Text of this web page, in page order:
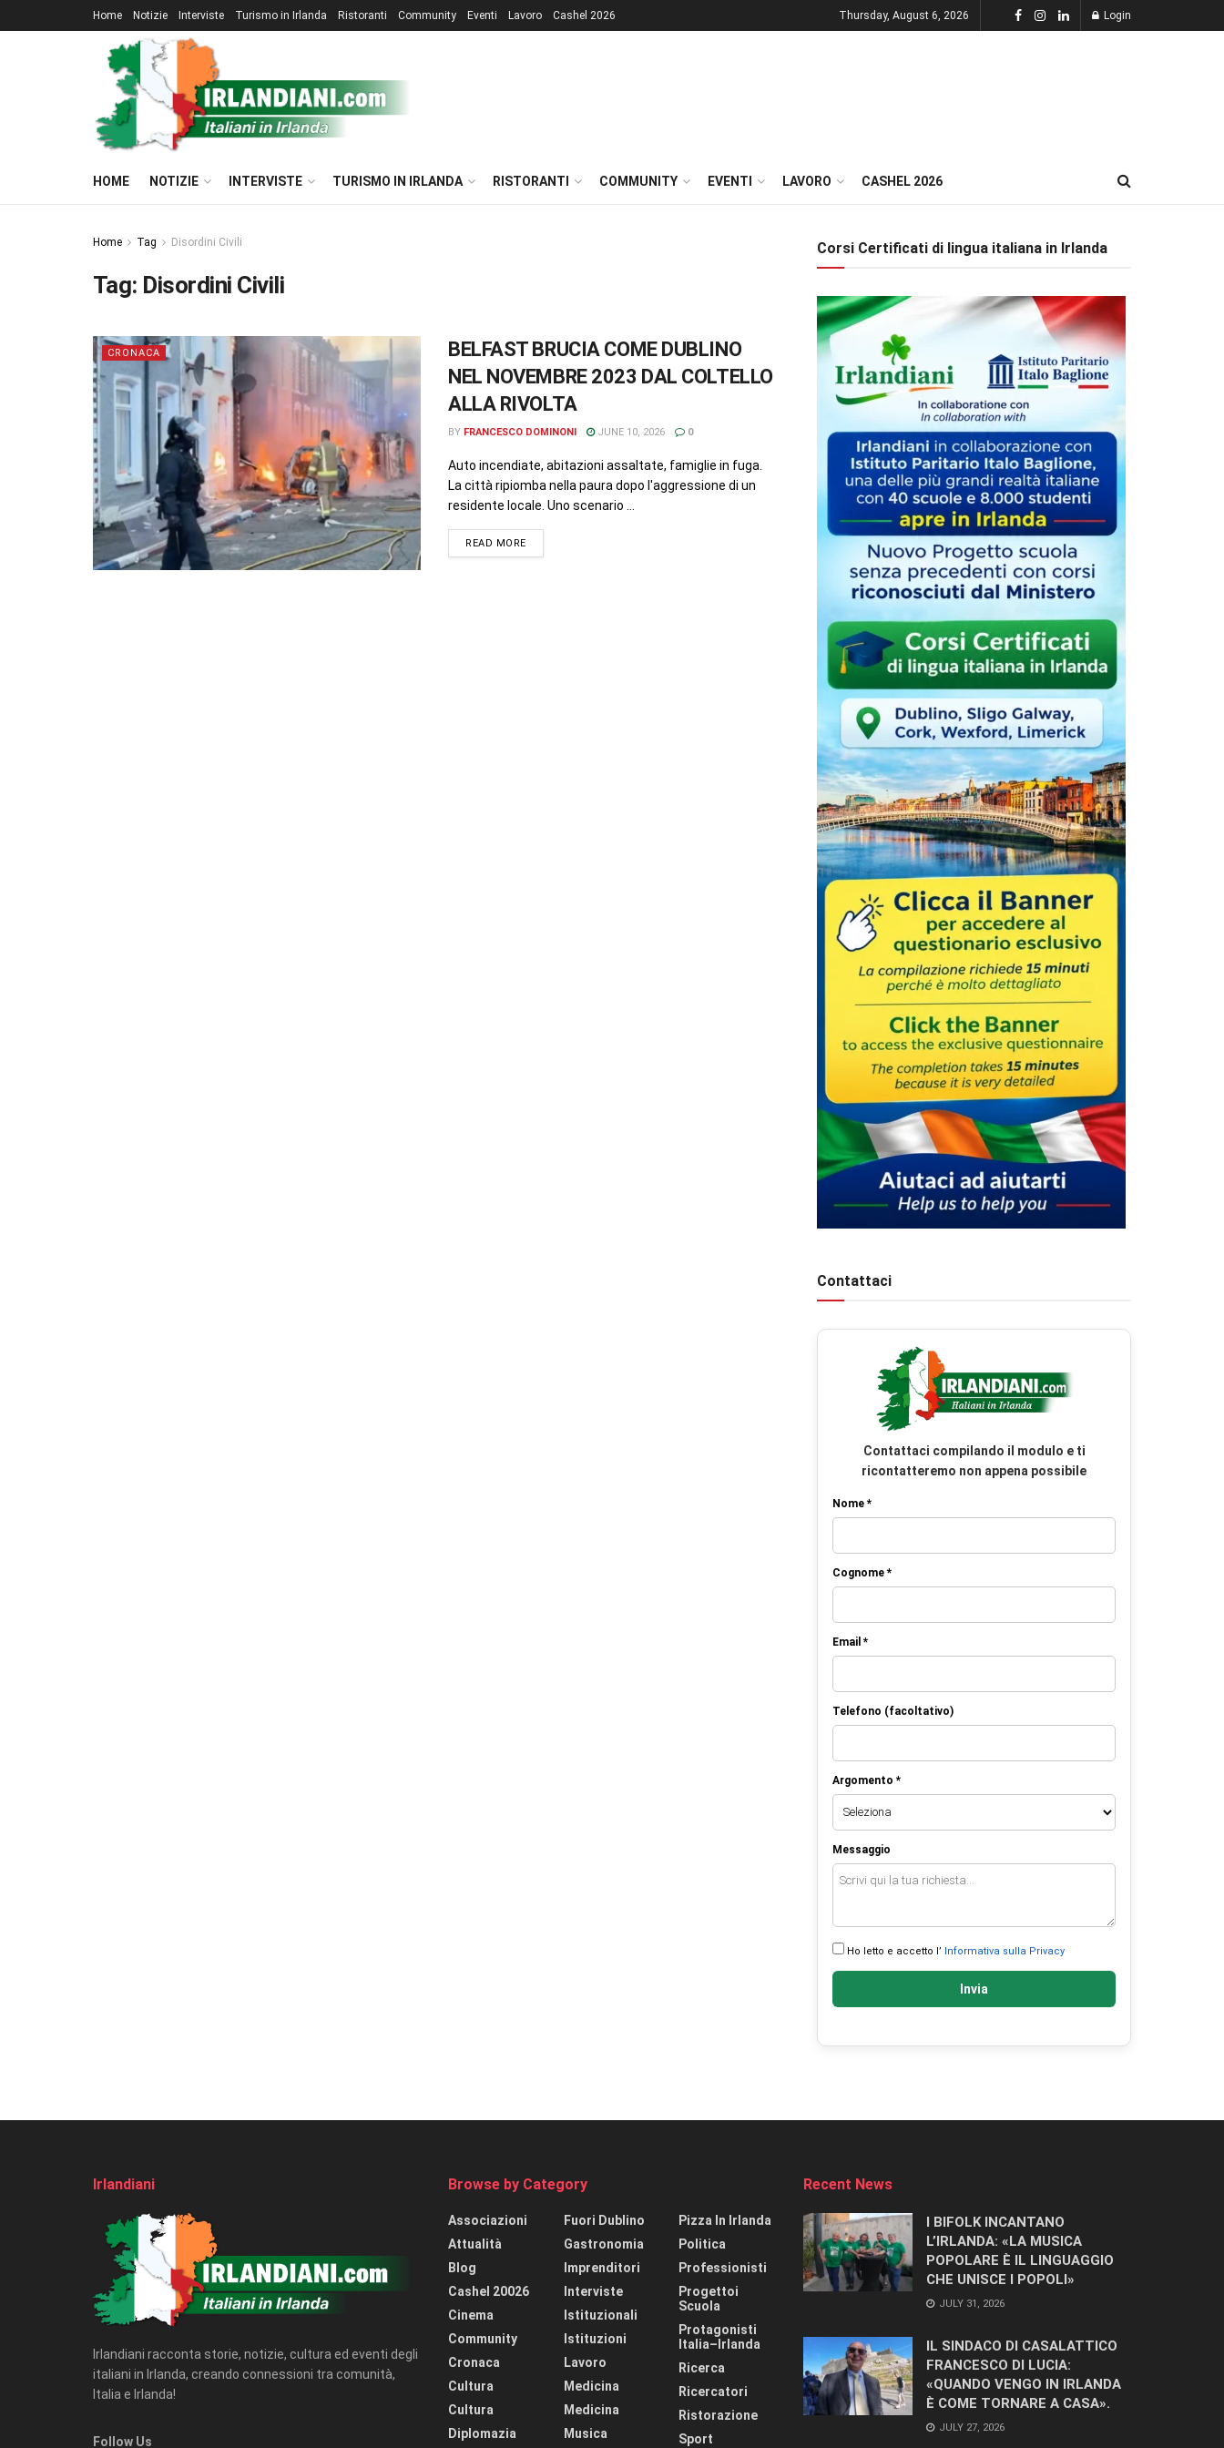
Home Notizie Interviste Turismo in Irlanda Ristoranti Community Eventi Lavoro Cashel 2026 Thursday, August 6, 2026 Login
HOME NOTIZIE INTERVISTE TURISMO IN IRLANDA RISTORANTI COMMUNITY EVENTI LAVORO CASHEL 2026
Home Tag Disordini Civili
Tag: Disordini Civili
CRONACA
BELFAST BRUCIA COME DUBLINO
NEL NOVEMBRE 2023 DAL COLTELLO
ALLA RIVOLTA
BY FRANCESCO DOMINONI JUNE 10, 2026 0
Auto incendiate, abitazioni assaltate, famiglie in fuga.
La città ripiomba nella paura dopo l'aggressione di un
residente locale. Uno scenario ...
READ MORE
Corsi Certificati di lingua italiana in Irlanda
Contattaci
Contattaci compilando il modulo e ti
ricontatteremo non appena possibile
Nome *
Cognome *
Email *
Telefono (facoltativo)
Argomento *
Messaggio
Ho letto e accetto l’ Informativa sulla Privacy
Invia
Irlandiani
Irlandiani racconta storie, notizie, cultura ed eventi degli
italiani in Irlanda, creando connessioni tra comunità,
Italia e Irlanda!
Follow Us
Browse by Category
Associazioni
Attualità
Blog
Cashel 20026
Cinema
Community
Cronaca
Cultura
Cultura
Diplomazia
Fuori Dublino
Gastronomia
Imprenditori
Interviste
Istituzionali
Istituzioni
Lavoro
Medicina
Medicina
Musica
Pizza In Irlanda
Politica
Professionisti
Progettoi
Scuola
Protagonisti
Italia–Irlanda
Ricerca
Ricercatori
Ristorazione
Sport
Recent News
I BIFOLK INCANTANO
L’IRLANDA: «LA MUSICA
POPOLARE È IL LINGUAGGIO
CHE UNISCE I POPOLI»
JULY 31, 2026
IL SINDACO DI CASALATTICO
FRANCESCO DI LUCIA:
«QUANDO VENGO IN IRLANDA
È COME TORNARE A CASA».
JULY 27, 2026